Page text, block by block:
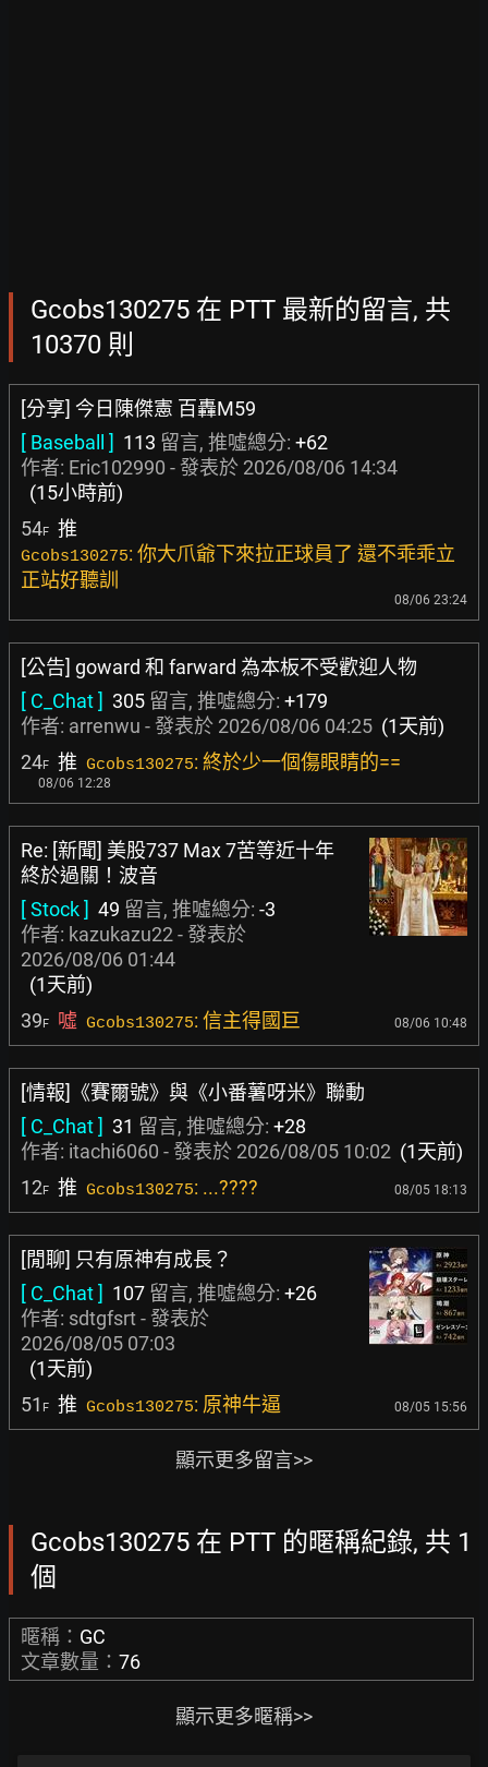
Gcobs130275 在 PTT 最新的留言, 共
10370 則
[分享] 今日陳傑憲 百轟M59
[ Baseball ] 113 留言, 推噓總分: +62
作者: Eric102990 - 發表於 2026/08/06 14:34
(15小時前)
54F 推
Gcobs130275: 你大爪爺下來拉正球員了 還不乖乖立
正站好聽訓
08/06 23:24
[公告] goward 和 farward 為本板不受歡迎人物
[ C_Chat ] 305 留言, 推噓總分: +179
作者: arrenwu - 發表於 2026/08/06 04:25 (1天前)
24F 推 Gcobs130275: 終於少一個傷眼睛的==
08/06 12:28
Re: [新聞] 美股737 Max 7苦等近十年
終於過關！波音
[ Stock ] 49 留言, 推噓總分: -3
作者: kazukazu22 - 發表於
2026/08/06 01:44
(1天前)
39F 噓 Gcobs130275: 信主得國巨 08/06 10:48
[情報]《賽爾號》與《小番薯呀米》聯動
[ C_Chat ] 31 留言, 推噓總分: +28
作者: itachi6060 - 發表於 2026/08/05 10:02 (1天前)
12F 推 Gcobs130275: ...???? 08/05 18:13
[閒聊] 只有原神有成長？
[ C_Chat ] 107 留言, 推噓總分: +26
作者: sdtgfsrt- 發表於
2026/08/05 07:03
(1天前)
51 F 推 Gcobs130275: 原神牛逼 08/05 15:56
顯示更多留言>>
Gcobs130275 在 PTT 的暱稱紀錄, 共 1
個
暱稱： GC
文章數量： 76
顯示更多暱稱>>